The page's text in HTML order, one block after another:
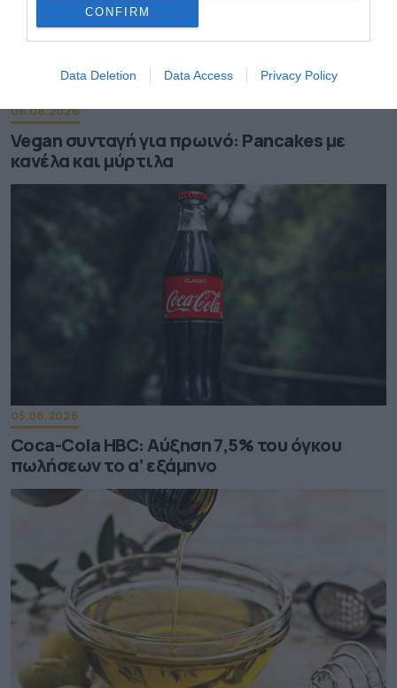
CONFIRM
Data Deletion Data Access Privacy Policy
06.08.2026
Vegan συνταγή για πρωινό: Pancakes με
κανέλα και μύρτιλα
05.08.2026
Coca-Cola HBC: Aύξηση 7,5% του όγκου
πωλήσεων το α’ εξάμηνο